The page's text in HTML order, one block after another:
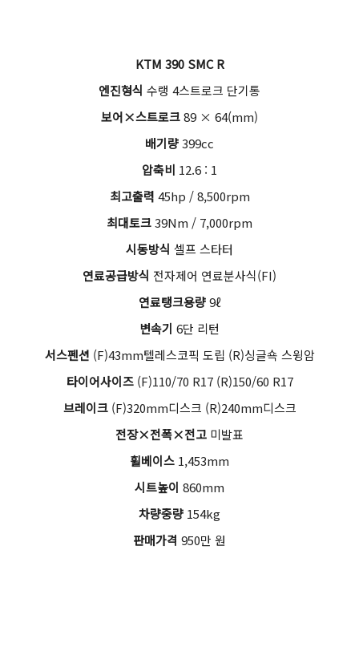
KTM 390 SMC R
엔진형식 수랭 4스트로크 단기통
보어×스트로크89 × 64(mm)
배기량399cc
압축비 12.6 : 1
최고출력 45hp / 8,500rpm
최대토크39Nm / 7,000rpm
시동방식 셀프 스타터
연료공급방식 전자제어 연료분사식(FI)
연료탱크용량9ℓ
변속기 6단 리턴
서스펜션 (F)43mm텔레스코픽 도립 (R)싱글쇽 스윙암
타이어사이즈(F)110/70 R17 (R)150/60 R17
브레이크(F)320mm디스크 (R)240mm디스크
전장×전폭×전고 미발표
휠베이스 1,453mm
시트높이 860mm
차량중량 154kg
판매가격 950만 원